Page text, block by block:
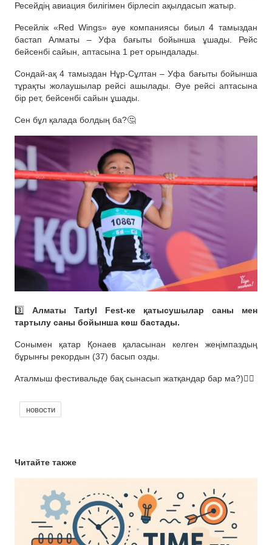
Ресейдің авиация билігімен бірлесіп ақылдасып жатыр.
Ресейлік «Red Wings» әуе компаниясы биыл 4 тамыздан
бастап Алматы – Уфа бағыты бойынша ұшады. Рейс
бейсенбі сайын, аптасына 1 рет орындалады.
Сондай-ақ 4 тамыздан Нұр-Сұлтан – Уфа бағыты бойынша
тұрақты жолаушылар рейсі ашылады. Әуе рейсі аптасына
бір рет, бейсенбі сайын ұшады.
Сен бұл қалада болдың ба?🤔
3️⃣ Алматы Tartyl Fest-ке қатысушылар саны мен
тартылу саны бойынша көш бастады.
Сонымен қатар Қонаев қаласынан келген жеңімпаздың
бұрынғы рекордын (37) басып озды.
Аталмыш фестивальде бақ сынасып жатқандар бар ма?)✊🏻
новости
Читайте также